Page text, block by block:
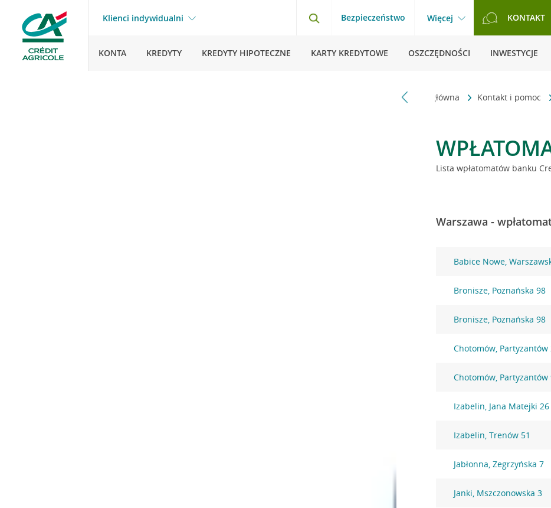
Klienci indywidualni Bezpieczeństwo Więcej KONTAKT
KONTA KREDYTY KREDYTY HIPOTECZNE KARTY KREDYTOWE OSZCZĘDNOŚCI INWESTYCJE
Strona główna Kontakt i pomoc
Lista wpłatomatów banku
Warszawa -
Babice Nowe,
Bronisze, Poznańska 98
Bronisze, Poznańska 98
Chotomów, Partyzantów
Chotomów, Partyzantów
Izabelin, Jana Matejki 26
Izabelin, Trenów 51
Jabłonna, Zegrzyńska 7
Janki, Mszczonowska 3